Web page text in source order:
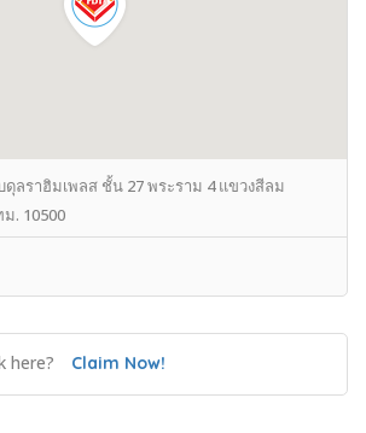
ดุลราฮิมเพลส ชั้น 27 พระราม 4 แขวงสีลม
. 10500
here? Claim Now!